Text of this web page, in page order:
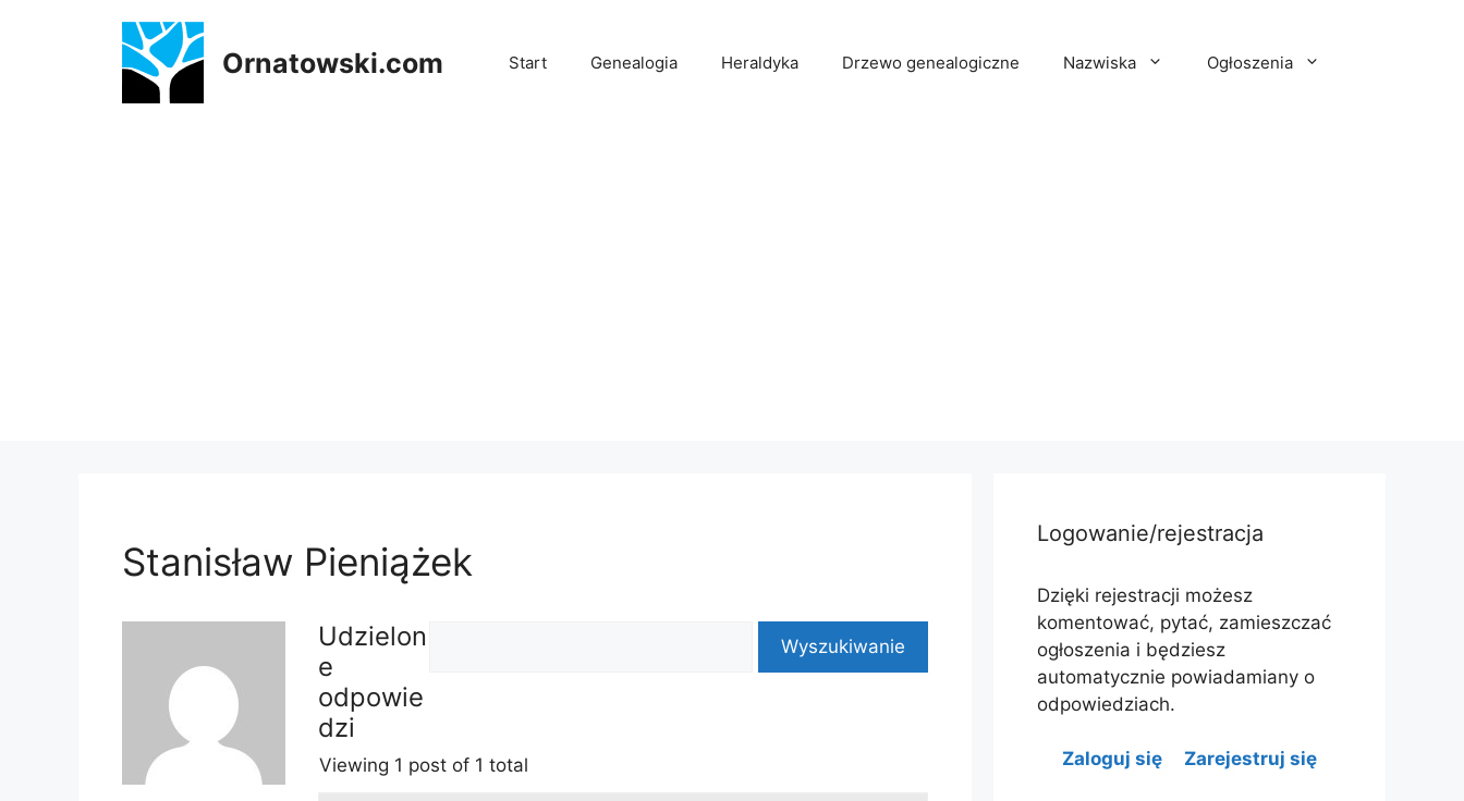
Ornatowski.com Start Genealogia Heraldyka Drzewo genealogiczne Nazwiska Ogłoszenia
Stanisław Pieniążek
Udzielon
e
odpowie
dzi
Viewing 1 post of 1 total
Logowanie/rejestracja
Dzięki rejestracji możesz
komentować, pytać, zamieszczać
ogłoszenia i będziesz
automatycznie powiadamiany o
odpowiedziach.
Zaloguj się Zarejestruj się